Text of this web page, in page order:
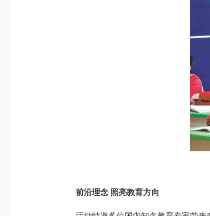
前沿理念 照亮教育方向